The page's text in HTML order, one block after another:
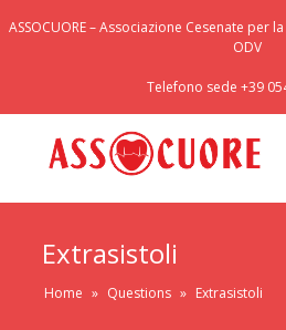
ASSOCUORE – Associazione Cesenate per
ODV
Telefono sede +39
Extrasistoli
Home » Questions » Extrasistoli